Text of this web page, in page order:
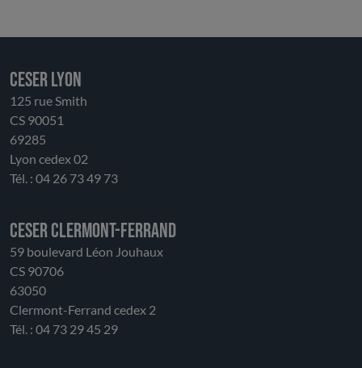
investissement, porteur d’avenir, et soutien au
fonctionnement aux acteurs économiques, sociaux
et environnementaux. Le CESER souligne la
nécessité d’un dialogue entre l’État et les
collectivités afin d’améliorer la prévisibilité
financière.
CESER LYON
125 rue Smith
CS 90051
69285
Lyon cedex 02
Tél. : 04 26 73 49 73
CESER Clermont-Ferrand
59 boulevard Léon Jouhaux
CS 90706
63050
Clermont-Ferrand cedex 2
Tél. : 04 73 29 45 29